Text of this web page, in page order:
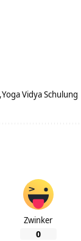
Yoga Vidya Schulung
Zwinker
0